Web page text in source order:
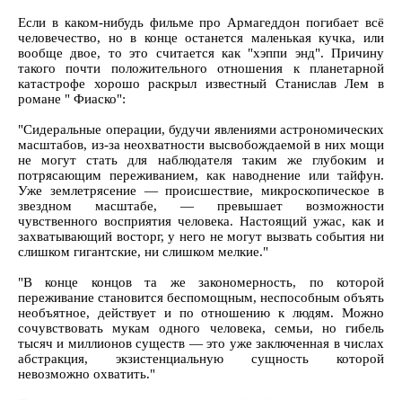
Если в каком-нибудь фильме про Армагеддон погибает всё
человечество, но в конце останется маленькая кучка, или
вообще двое, то это считается как "хэппи энд". Причину
такого почти положительного отношения к планетарной
катастрофе хорошо раскрыл известный Станислав Лем в
романе " Фиаско":
"Сидеральные операции, будучи явлениями астрономических
масштабов, из-за неохватности высвобождаемой в них мощи
не могут стать для наблюдателя таким же глубоким и
потрясающим переживанием, как наводнение или тайфун.
Уже землетрясение — происшествие, микроскопическое в
звездном масштабе, — превышает возможности
чувственного восприятия человека. Настоящий ужас, как и
захватывающий восторг, у него не могут вызвать события ни
слишком гигантские, ни слишком мелкие."
"В конце концов та же закономерность, по которой
переживание становится беспомощным, неспособным объять
необъятное, действует и по отношению к людям. Можно
сочувствовать мукам одного человека, семьи, но гибель
тысяч и миллионов существ — это уже заключенная в числах
абстракция, экзистенциальную сущность которой
невозможно охватить."